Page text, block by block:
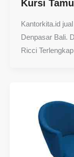
Kursi
Kantorkita.id
Denpasar Bali.
Ricci